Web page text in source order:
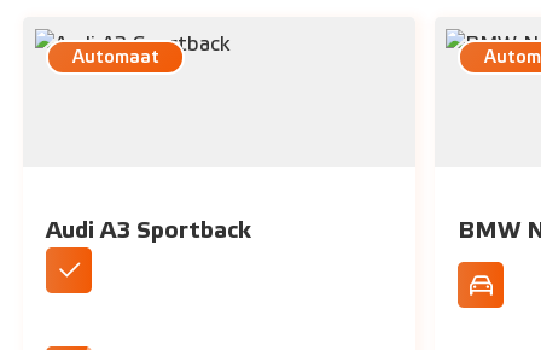
Automaat
Audi A3 Sportback BMW